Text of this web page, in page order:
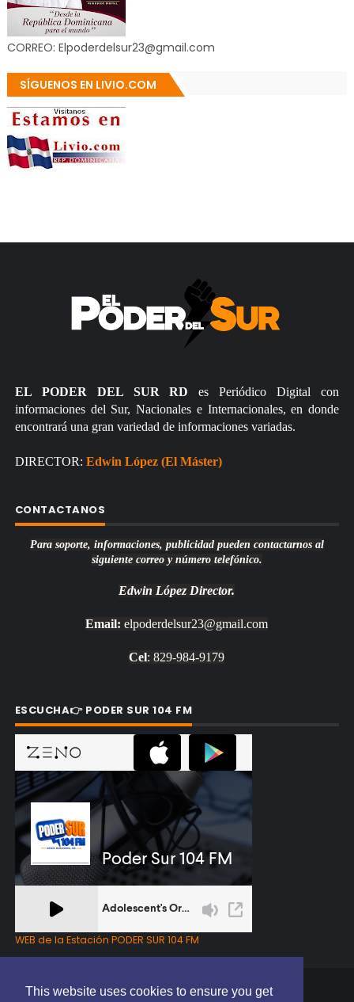
This website uses cookies to ensure you get
CORREO: Elpoderdelsur23@gmail.com
SÍGUENOS EN LIVIO.COM
EL PODER DEL SUR RD es Periódico Digital con
informaciones del Sur, Nacionales e Internacionales, en donde
encontrará una gran variedad de informaciones variadas.
DIRECTOR: Edwin López (El Máster)
CONTACTANOS
Para soporte, informaciones, publicidad pueden contactarnos al
siguiente correo y número telefónico.
Edwin López Director.
Email: elpoderdelsur23@gmail.com
Cel: 829-984-9179
ESCUCHA👉 PODER SUR 104 FM
WEB de la Estación PODER SUR 104 FM